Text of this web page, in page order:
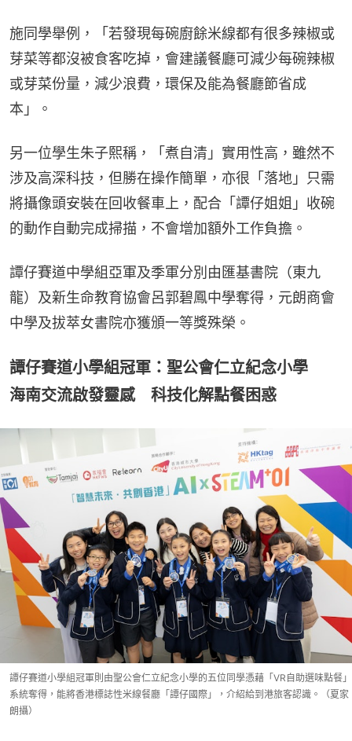
施同學舉例，「若發現每碗廚餘米線都有很多辣椒或
芽菜等都沒被食客吃掉，會建議餐廳可減少每碗辣椒
或芽菜份量，減少浪費，環保及能為餐廳節省成
本」。
另一位學生朱子熙稱，「煮自清」實用性高，雖然不
涉及高深科技，但勝在操作簡單，亦很「落地」只需
將攝像頭安裝在回收餐車上，配合「譚仔姐姐」收碗
的動作自動完成掃描，不會增加額外工作負擔。
譚仔賽道中學組亞軍及季軍分別由匯基書院（東九
龍）及新生命教育協會呂郭碧鳳中學奪得，元朗商會
中學及拔萃女書院亦獲頒一等獎殊榮。
譚仔賽道小學組冠軍：聖公會仁立紀念小學
海南交流啟發靈感 科技化解點餐困惑
譚仔賽道小學組冠軍則由聖公會仁立紀念小學的五位同學憑藉「VR自助選味點餐」
系統奪得，能將香港標誌性米線餐廳「譚仔國際」，介紹給到港旅客認識。（夏家
朗攝）